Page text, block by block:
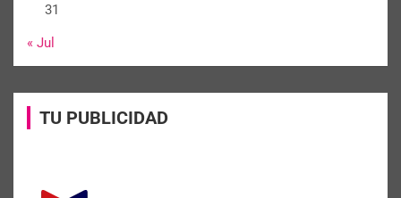
31
« Jul
TU PUBLICIDAD